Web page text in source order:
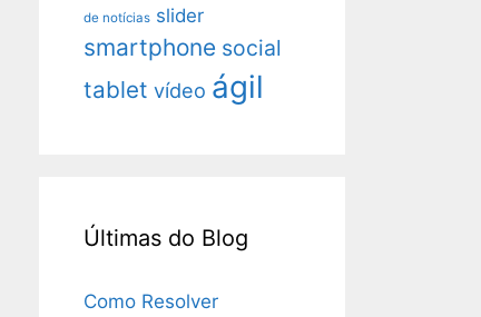
de notícias slider
smartphone social
tablet vídeo ágil
Últimas do Blog
Como Resolver